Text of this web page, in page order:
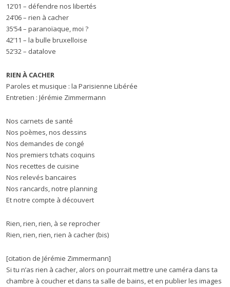
12’01 – défendre nos libertés
24’06 – rien à cacher
35’54 – paranoïaque, moi ?
42’11 – la bulle bruxelloise
52’32 – datalove
RIEN À CACHER
Paroles et musique : la Parisienne Libérée
Entretien : Jérémie Zimmermann
Nos carnets de santé
Nos poèmes, nos dessins
Nos demandes de congé
Nos premiers tchats coquins
Nos recettes de cuisine
Nos relevés bancaires
Nos rancards, notre planning
Et notre compte à découvert
Rien, rien, rien, à se reprocher
Rien, rien, rien, rien à cacher (bis)
[citation de Jérémie Zimmermann]
Si tu n’as rien à cacher, alors on pourrait mettre une caméra dans ta
chambre à coucher et dans ta salle de bains, et en publier les images